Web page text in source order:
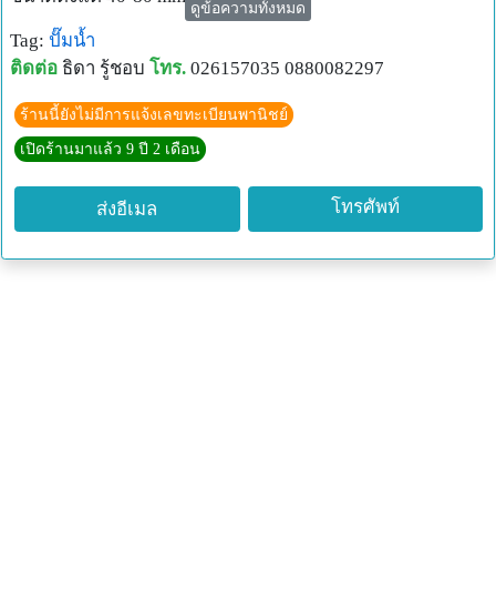
สนใจสอบถามรายละเอียดได้ที่
คุณธิดา
เบอร์โทร : 02-615-7035
เบอร์แฟกซ์ : 02-615-7038
อีเมล์ :sales@imecorp.co.th
Line @ : @sml3297q
Website : www.imecorp.co.th
ดูข้อความทั้งหมด
Tag: ปั๊มน้ำ
ติดต่อ ธิดา รู้ชอบ โทร. 026157035 0880082297
ร้านนี้ยังไม่มีการแจ้งเลขทะเบียนพานิชย์
เปิดร้านมาแล้ว 9 ปี 2 เดือน
ส่งอีเมล โทรศัพท์